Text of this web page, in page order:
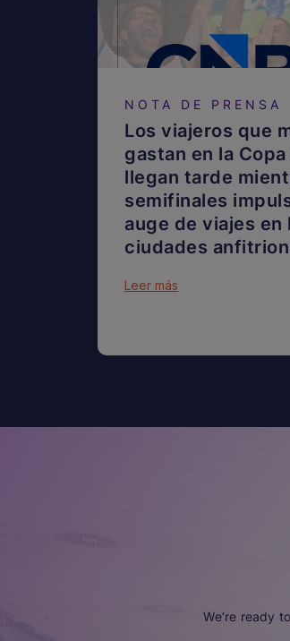
NOTA DE PRENSA
Los viajeros que
gastan en la
llegan tarde
semifinales
auge de viajes en
ciudades
Leer más
We’re ready